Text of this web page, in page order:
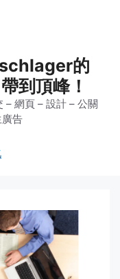
的
到頂峰！
– 網頁 – 設計 – 公關
告